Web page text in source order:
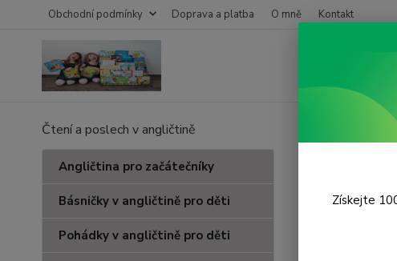
Obchodní podmínky Doprava a platba O mně Kontakt
Čtení a poslech v angličtině
Angličtina pro začátečníky
Básničky v angličtině pro děti
Pohádky v angličtině pro děti
Získejte